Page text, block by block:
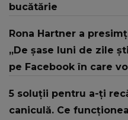
bucătărie
Rona Hartner a
„De șase luni de zile
pe Facebook în care
5 soluții pentru a-ți
caniculă. Ce